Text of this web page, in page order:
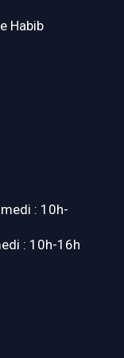
Habib
: 10h-
: 10h-16h